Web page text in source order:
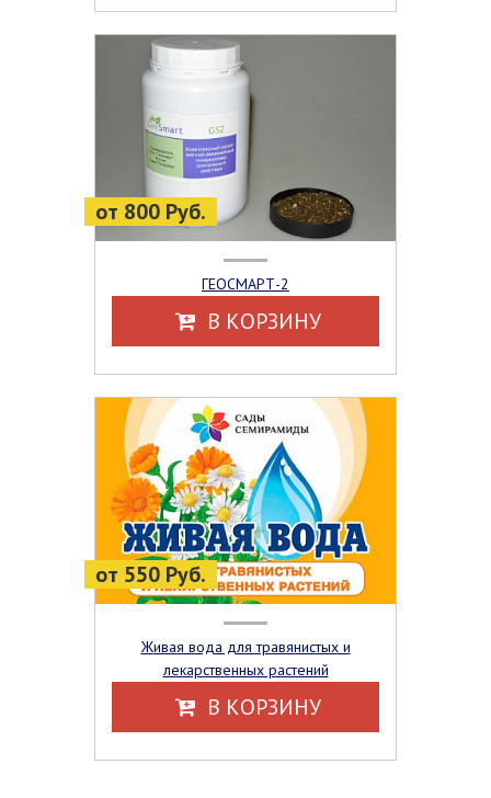
от 800 Руб.
ГЕОСМАРТ-2
В КОРЗИНУ
от 550 Руб.
Живая вода для травянистых и
лекарственных растений
В КОРЗИНУ